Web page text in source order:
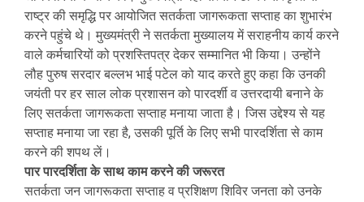
राष्ट्र की समृद्धि पर आयोजित सतर्कता जागरूकता सप्ताह का शुभारंभ
करने पहुंचे थे। मुख्यमंत्री ने सतर्कता मुख्यालय में सराहनीय कार्य करने
वाले कर्मचारियों को प्रशस्तिपत्र देकर सम्मानित भी किया। उन्होंने
लौह पुरुष सरदार बल्लभ भाई पटेल को याद करते हुए कहा कि उनकी
जयंती पर हर साल लोक प्रशासन को पारदर्शी व उत्तरदायी बनाने के
लिए सतर्कता जागरूकता सप्ताह मनाया जाता है। जिस उद्देश्य से यह
सप्ताह मनाया जा रहा है, उसकी पूर्ति के लिए सभी पारदर्शिता से काम
करने की शपथ लें।
पार पारदर्शिता के साथ काम करने की जरूरत
सतर्कता जन जागरूकता सप्ताह व प्रशिक्षण शिविर जनता को उनके